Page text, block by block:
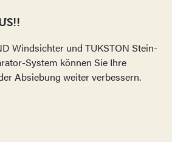
Windsichter und TUKSTON Stein-
System können Sie Ihre
Absiebung weiter verbessern.